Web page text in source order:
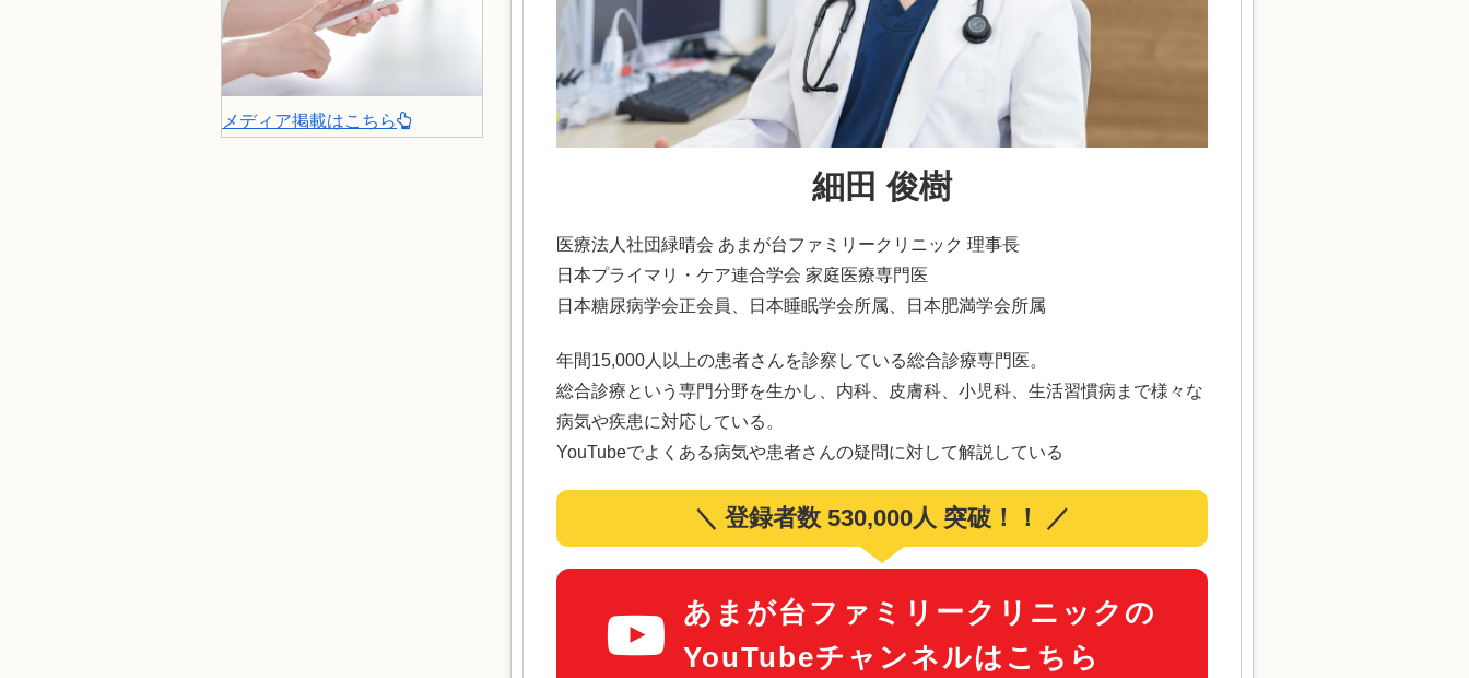
細田 俊樹
医療法人社団緑晴会 あまが台ファミリークリニック 理事長
日本プライマリ・ケア連合学会 家庭医療専門医
日本糖尿病学会正会員、日本睡眠学会所属、日本肥満学会所属
年間15,000人以上の患者さんを診察している総合診療専門医。
総合診療という専門分野を生かし、内科、皮膚科、小児科、生活習慣病まで様々な
病気や疾患に対応している。
YouTubeでよくある病気や患者さんの疑問に対して解説している
＼ 登録者数 530,000人 突破！！ ／
あまが台ファミリークリニックの
YouTubeチャンネルはこちら
メディア掲載はこちら